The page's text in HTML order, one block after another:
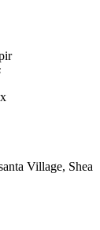
Village, Shea